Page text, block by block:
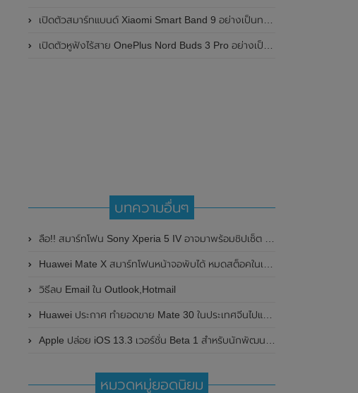
เปิดตัวสมาร์ทแบนด์ Xiaomi Smart Band 9 อย่างเป็นทางการแล้ว มาพร้อมหน้าจอ AMOLED ขนาด 1.62 นิ้ว , ตัวเรือนเป็นโลหะ และแบตเตอรี่สุดอึดสามารถใช้งานได้นานถึง 21 วัน
เปิดตัวหูฟังไร้สาย OnePlus Nord Buds 3 Pro อย่างเป็นทางการแล้ว มาพร้อมระบบตัดเสียงรบกวน (ANC) สามารถลดเสียงรบกวนได้ 49dB และแบตเตอรี่สุดอึดใช้งานได้นานสูงสุดถึง 44 ชั่วโมง
บทความอื่นๆ
ลือ!! สมาร์ทโฟน Sony Xperia 5 IV อาจมาพร้อมชิปเซ็ต Snapdragon 8 Gen 1 Plus จาก TSMC
Huawei Mate X สมาร์ทโฟนหน้าจอพับได้ หมดสต็อคในเวลาไม่กี่นาที
วิธีลบ Email ใน Outlook,Hotmail
Huawei ประกาศ ทำยอดขาย Mate 30 ในประเทศจีนไปแล้วมากกว่า 1 ล้านเครื่อง
Apple ปล่อย iOS 13.3 เวอร์ชั่น Beta 1 สำหรับนักพัฒนา มาพร้อมฟีเจอร์ใหม่เพิ่ม
หมวดหมู่ยอดนิยม